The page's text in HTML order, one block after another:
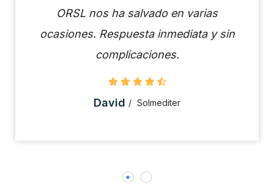
ORSL nos ha salvado en varias
ocasiones. Respuesta inmediata y sin
complicaciones.
David Solmediter